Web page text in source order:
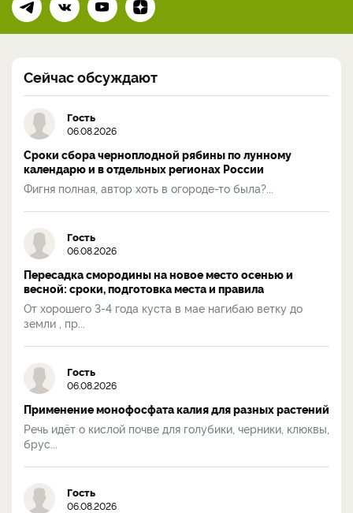
Сейчас обсуждают
Гость
06.08.2026
Сроки сбора черноплодной рябины по лунному
календарю и в отдельных регионах России
Фигня полная, автор хоть в огороде-то была?...
Гость
06.08.2026
Пересадка смородины на новое место осенью и
весной: сроки, подготовка места и правила
От хорошего 3-4 года куста в мае нагибаю ветку до
земли , пр...
Гость
06.08.2026
Применение монофосфата калия для разных растений
Речь идёт о кислой почве для голубики, черники, клюквы,
брус...
Гость
06.08.2026